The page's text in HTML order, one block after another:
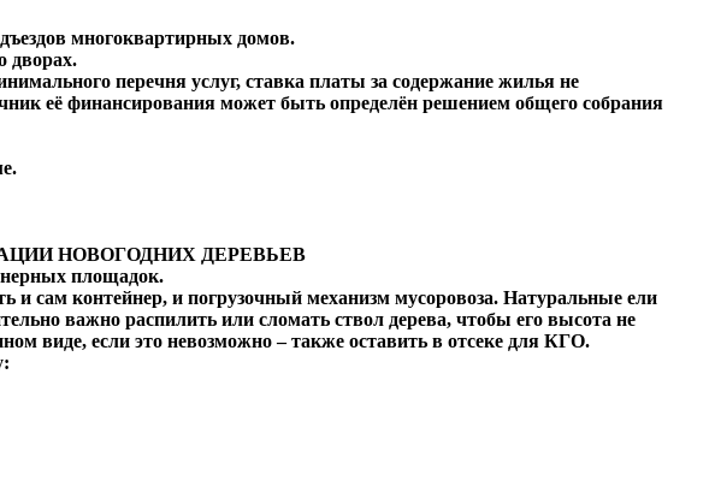
многоквартирных домов.
дворах.
перечня услуг, ставка платы за содержание жилья не
её финансирования может быть определён решением общего собрания
НОВОГОДНИХ ДЕРЕВЬЕВ
площадок.
сам контейнер, и погрузочный механизм мусоровоза. Натуральные ели
важно распилить или сломать ствол дерева, чтобы его высота не
виде, если это невозможно – также оставить в отсеке для КГО.